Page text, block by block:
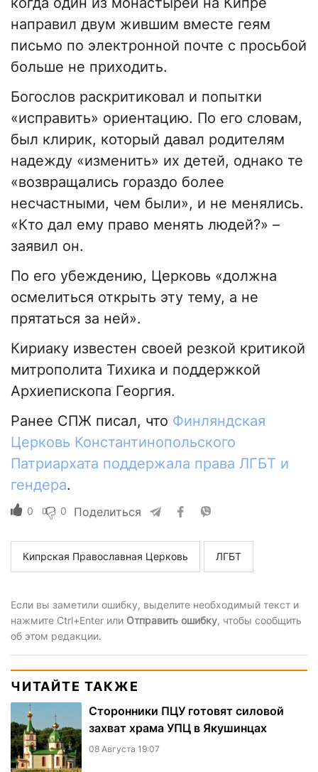
направил двум жившим вместе геям
письмо по электронной почте с просьбой
больше не приходить.
Богослов раскритиковал и попытки
«исправить» ориентацию. По его словам,
был клирик, который давал родителям
надежду «изменить» их детей, однако те
«возвращались гораздо более
несчастными, чем были», и не менялись.
«Кто дал ему право менять людей?» –
заявил он.
По его убеждению, Церковь «должна
осмелиться открыть эту тему, а не
прятаться за ней».
Кириаку известен своей резкой критикой
митрополита Тихика и поддержкой
Архиепископа Георгия.
Ранее СПЖ писал, что Финляндская
Церковь Константинопольского
Патриархата поддержала права ЛГБТ и
гендера.
0 0 Поделиться
Кипрская Православная Церковь ЛГБТ
Если вы заметили ошибку, выделите необходимый текст и
нажмите Ctrl+Enter или Отправить ошибку, чтобы сообщить
об этом редакции.
ЧИТАЙТЕ ТАКЖЕ
Сторонники ПЦУ готовят силовой
захват храма УПЦ в Якушинцах
08 Августа 19:07